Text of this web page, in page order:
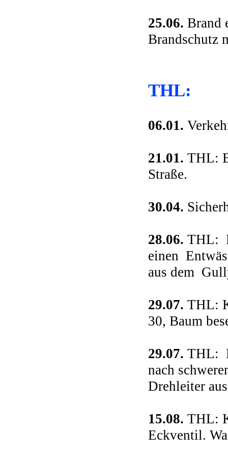
25.06. Brand
Brandschutz
THL:
06.01.
21.01. THL:
Straße.
30.04.
28.06. THL:
einen
aus dem
29.07. THL:
30, Baum
29.07. THL:
nach
Drehleiter
15.08. THL:
Eckventil.